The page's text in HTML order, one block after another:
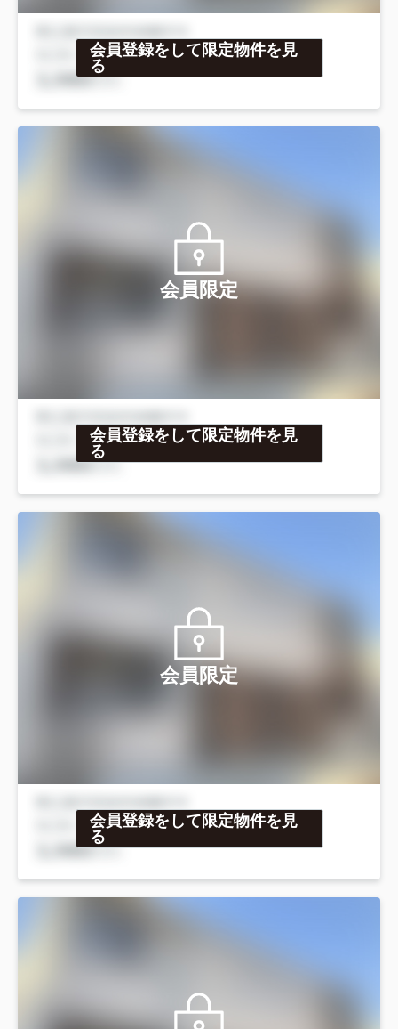
会員登録をして限定物件を見
る
会員限定
会員登録をして限定物件を見
る
会員限定
会員登録をして限定物件を見
る